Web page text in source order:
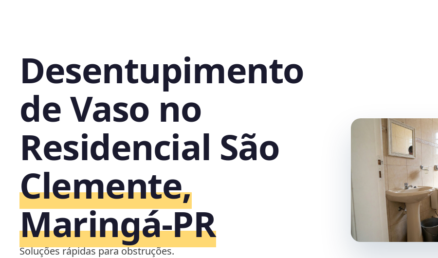
Desentupimento
de Vaso no
Residencial São
Clemente,
Maringá‑PR
Soluções rápidas para obstruções.